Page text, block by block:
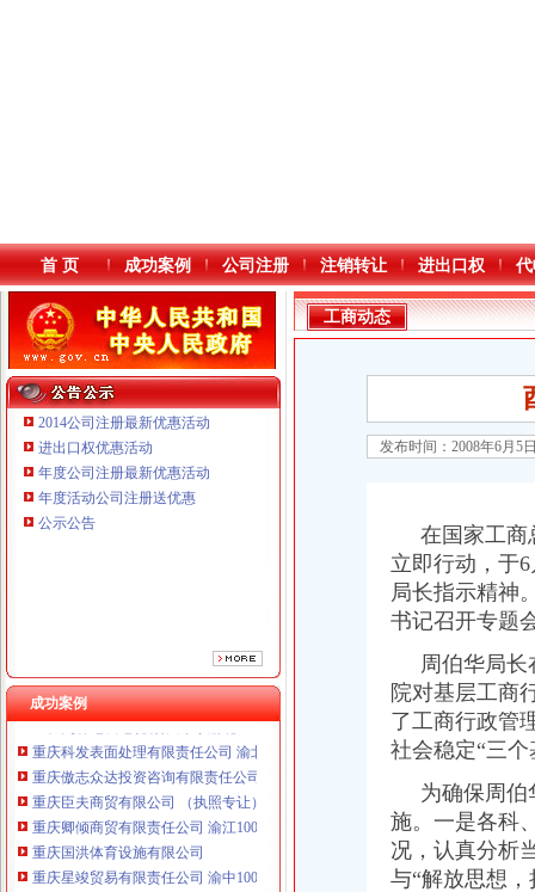
本站导航
首 页 成功案例 公司注册 注销转让 进出口权
2014公司注册最新优惠活动
进出口权优惠活动
年度公司注册最新优惠活动
年度活动公司注册送优惠
公示公告
成功案例
重庆鸽牌电线电缆有限公司 渝北10010万 (进出口权)
重庆科发表面处理有限责任公司 渝北800万 （进出口权）
重庆傲志众达投资咨询有限责任公司 渝九1000万 （增资）
重庆臣夫商贸有限公司 （执照专让）
重庆卿倾商贸有限责任公司 渝江100万 （工商注册）
重庆国洪体育设施有限公司
重庆星竣贸易有限责任公司 渝中100万 （进出口权）
重庆海谛升进出口贸易有限公司 渝北100万 （进出口权）
工商动态
发布时间：2008年6月5
在国家工商
立即行动，于
局长指示精神
书记召开专题
周伯华局长
院对基层工商
了工商行政管
社会稳定“三
为确保周伯
施。一是各科
况，认真分析
与“解放思想